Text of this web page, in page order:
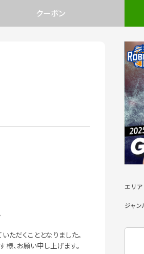
クーポン
だくこととなりました。
、お願い申し上げます。
エリア
ジャン